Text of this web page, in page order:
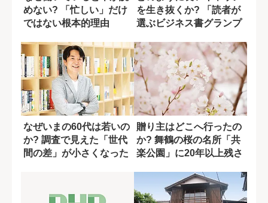
めない? 「忙しい」だけ
ではない根本的理由
を生き抜くか? 「読者が
選ぶビジネス書グランプ
なぜいまの60代は若いの
か? 調査で見えた「世代
間の差」が小さくなった
贈り主はどこへ行ったの
か? 舞鶴の桜の名所「共
楽公園」に20年以上残さ